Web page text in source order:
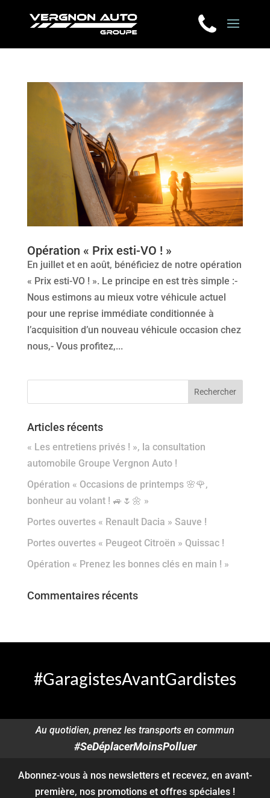
Opération « Prix esti-VO ! »
En juillet et en août, bénéficiez de notre opération
« Prix esti-VO ! ». Le principe en est très simple :-
Nous estimons au mieux votre véhicule actuel
pour une reprise immédiate conditionnée à
l’acquisition d’un nouveau véhicule occasion chez
nous,- Vous profitez,...
Articles récents
« Les entretiens privés ! », la consultation
automobile Groupe Vergnon Auto !
Opération « Occasions de printemps 🌸🌹,
bonheur au volant ! 🚙🌷🌼 »
Portes ouvertes « Renault Dacia » Sauve !
Portes ouvertes « Peugeot Citroën » Quissac !
Opération « Prenez les bonnes clés en main ! »
Commentaires récents
#GaragistesAvantGardistes
Au quotidien, prenez les transports en commun
#SeDéplacerMoinsPolluer
Abonnez-vous à nos newsletters et recevez, en avant-
première, nos promotions et offres spéciales !